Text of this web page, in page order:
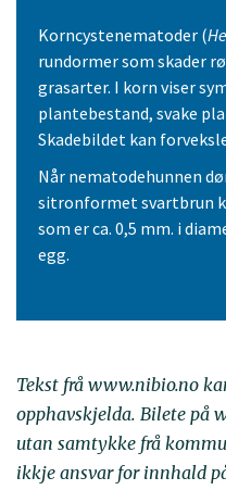
Korncystenematoder (
rundormer som skader
grasarter. I korn viser
plantebestand, svake
Skadebildet kan
Når nematodehunnen
sitronformet svartbrun
som er ca. 0,5 mm. i
egg.
Tekst frå www.nibio.no
opphavskjelda. Bilete på
utan samtykke frå
ikkje ansvar for innhald